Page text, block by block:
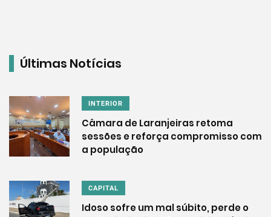
Últimas Notícias
INTERIOR
Câmara de Laranjeiras retoma
sessões e reforça compromisso com
a população
CAPITAL
Idoso sofre um mal súbito, perde o